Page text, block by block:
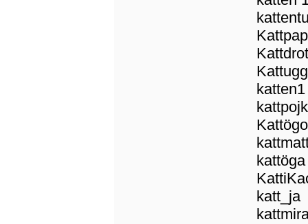
katten1
kattöga
katt_ja